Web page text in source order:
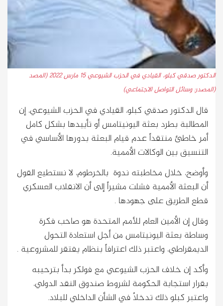
الدكتور صدقي كبلو، القيادي في الحزب الشيوعي 15 مارس 2022 (المصد
(المصدر: وسائل التواصل الاجتماعي)
قال الدكتور صدقي كبلو، القيادي في الحزب الشيوعي، إن
المطالبة بطرد بعثة اليونيتامس أو تأييدها بشكل كامل
أمر خاطئ منتقداً عدم قيام البعثة بدورها الأساسي في
التنسيق بين الوكالات الأممية.
وأوضح، خلال مخاطبته ندوة بالخرطوم، لا نستطيع القول
أن البعثة الأممية فشلت مشيراً إلى أن الانقلاب العسكري
قطع الطريق على جهودها .
وقال إن الأمين العام للأمم المتحدة هو صاحب فكرة
وساطة بعثة اليونيتامس من أجل استعادة التحول
الديمقراطي، واعتبر ذلك اعترافاً بنظام يفتقر للمشروعية .
وأكد إن خلاف الحزب الشيوعي مع فولكر بدأ بترحيبه
بقرار استجابة الحكومة لشروط صندوق النقد الدولي،
واعتبر كبلو ذلك تدخلاً في الشأن الداخلي للبلاد.